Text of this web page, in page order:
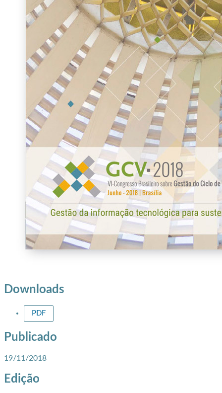
Downloads
PDF
Publicado
19/11/2018
Edição